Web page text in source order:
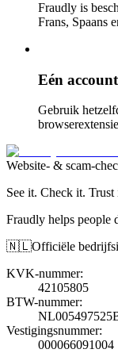
Fraudly is
Frans, Spaans
Eén
Gebruik
Website- & scam-
See it. Check it. Trust
Fraudly helps people
🇳🇱Officiële
KVK-nummer:
42105805
BTW-nummer:
Vestigingsnummer:
000066091004